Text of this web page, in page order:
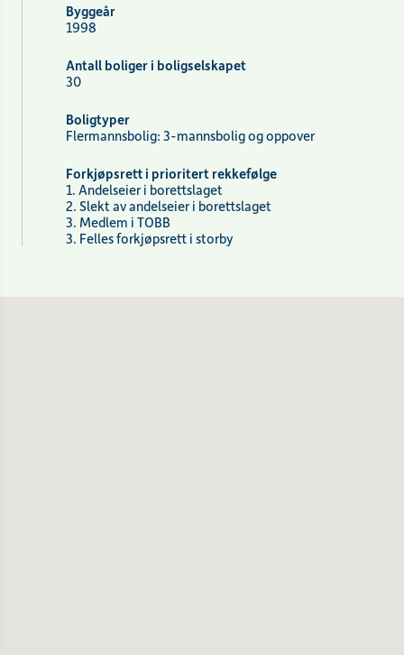
Byggeår
1998
Antall boliger i boligselskapet
30
Boligtyper
Flermannsbolig: 3-mannsbolig og oppover
Forkjøpsrett i prioritert rekkefølge
1. Andelseier i borettslaget
2. Slekt av andelseier i borettslaget
3. Medlem i TOBB
3. Felles forkjøpsrett i storby